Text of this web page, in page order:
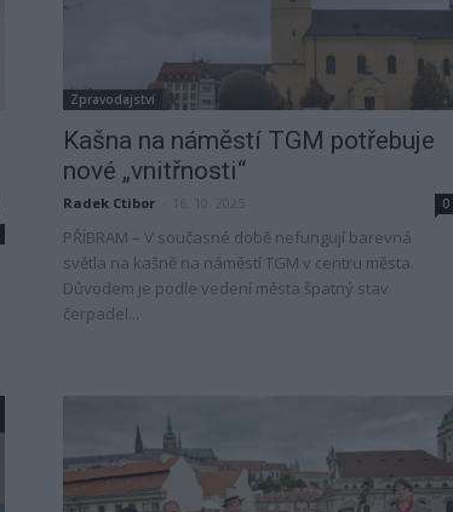
Zpravodajství
Kašna na náměstí TGM potřebuje
nové „vnitřnosti“
Radek Ctibor 0
PŘÍBRAM – V současné době nefungují barevná
světla na kašně na náměstí TGM v centru města.
Důvodem je podle vedení města špatný stav
čerpadel...